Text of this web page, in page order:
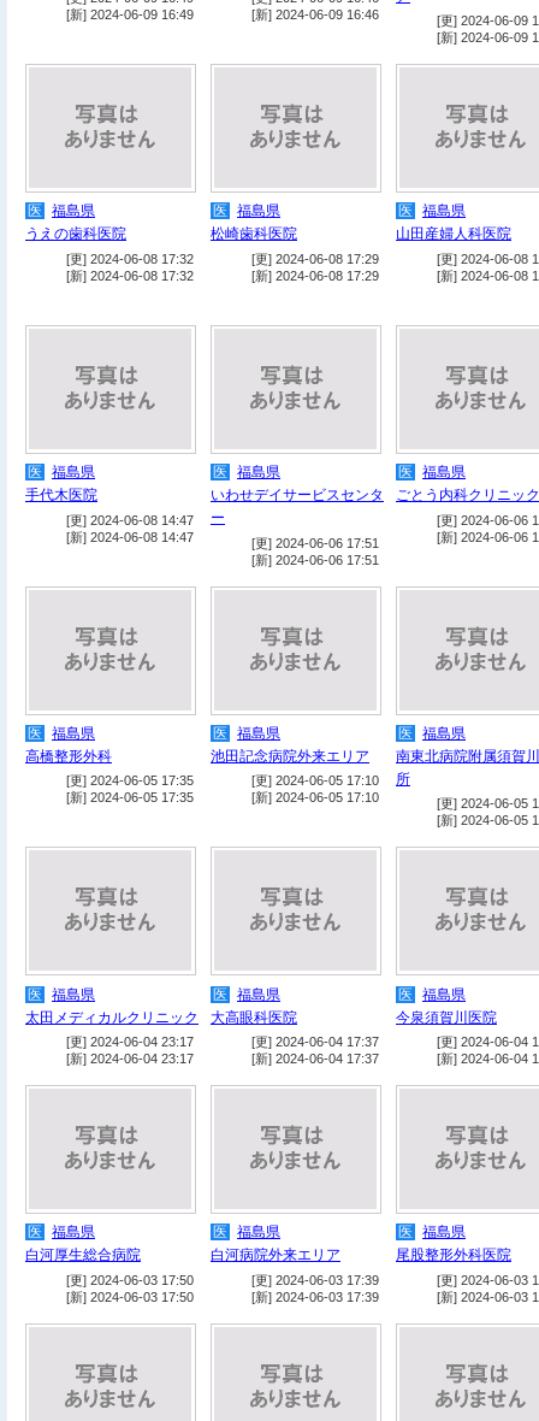
[新] 2024-06-09 16:49
[新] 2024-06-09 16:46
[更] 2024-06-09
[新] 2024-06-09
医
福島県
うえの歯科医院
[更] 2024-06-08 17:32
[新] 2024-06-08 17:32
医
福島県
松崎歯科医院
[更] 2024-06-08 17:29
[新] 2024-06-08 17:29
医
福島県
山田産婦人科医院
[更] 2024-06-08
[新] 2024-06-08
医
福島県
手代木医院
[更] 2024-06-08 14:47
[新] 2024-06-08 14:47
医
福島県
いわせデイサービスセンタ
ー
[更] 2024-06-06 17:51
[新] 2024-06-06 17:51
医
福島県
ごとう内科クリニック
[更] 2024-06-06
[新] 2024-06-06
医 福島県
高橋整形外科
[更] 2024-06-05 17:35
[新] 2024-06-05 17:35
医 福島県
池田記念病院外来エリア
[更] 2024-06-05 17:10
[新] 2024-06-05 17:10
医 福島県
南東北病院附属須賀
所
[更] 2024-06-05
[新] 2024-06-05
医 福島県
太田メディカルクリニック
[更] 2024-06-04 23:17
[新] 2024-06-04 23:17
医 福島県
大高眼科医院
[更] 2024-06-04 17:37
[新] 2024-06-04 17:37
医 福島県
今泉須賀川医院
[更] 2024-06-04
[新] 2024-06-04
医
福島県
白河厚生総合病院
[更] 2024-06-03 17:50
[新] 2024-06-03 17:50
医
福島県
白河病院外来エリア
[更] 2024-06-03 17:39
[新] 2024-06-03 17:39
医
福島県
尾股整形外科医院
[更] 2024-06-03
[新] 2024-06-03